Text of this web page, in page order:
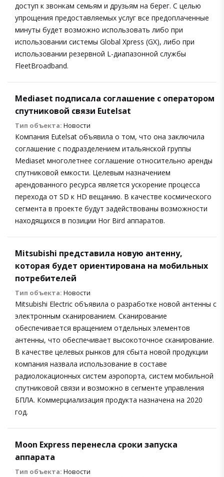
доступ к звонкам семьям и друзьям на берег. С целью
упрощения предоставляемых услуг все предоплаченные
минуты будет возможно использовать либо при
использовании системы Global Xpress (GX), либо при
использовании резервной L-диапазонной службы
FleetBroadband.
Mediaset подписала соглашение с оператором
спутниковой связи Eutelsat
Тип объекта: Новости
Компания Eutelsat объявила о том, что она заключила
соглашение с подразделением итальянской группы
Mediaset многолетнее соглашение относительно аренды
спутниковой емкости. Целевым назначением
арендованного ресурса является ускорение процесса
перехода от SD к HD вещанию. В качестве космического
сегмента в проекте будут задействованы возможности
находящихся в позиции Hor Bird аппаратов.
Mitsubishi представила новую антенну,
которая будет ориентирована на мобильных
потребителей
Тип объекта: Новости
Mitsubishi Electric объявила о разработке новой антенны с
электронным сканированием. Сканирование
обеспечивается вращением отдельных элементов
антенны, что обеспечивает высокоточное сканирование.
В качестве целевых рынков для сбыта новой продукции
компания назвала использование в составе
радиолокационных систем аэропорта, систем мобильной
спутниковой связи и возможно в сегменте управления
БПЛА. Коммерциализация продукта назначена на 2020
год.
Moon Express перенесла сроки запуска
аппарата
Тип объекта: Новости